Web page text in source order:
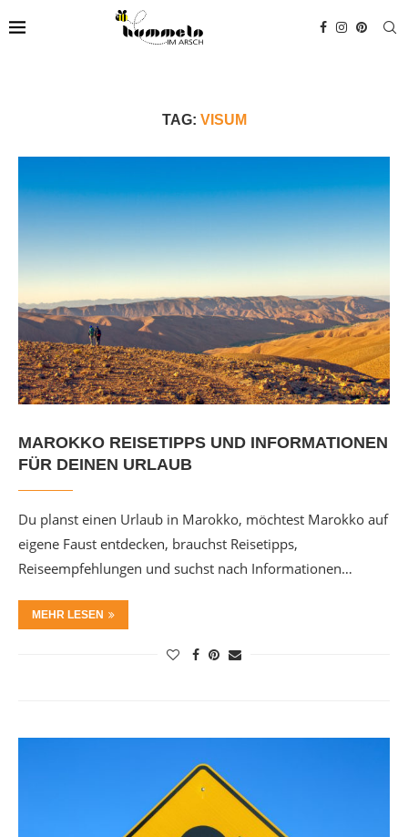
TAG: VISUM
MAROKKO REISETIPPS UND INFORMATIONEN
FÜR DEINEN URLAUB
Du planst einen Urlaub in Marokko, möchtest Marokko auf
eigene Faust entdecken, brauchst Reisetipps,
Reiseempfehlungen und suchst nach Informationen…
MEHR LESEN